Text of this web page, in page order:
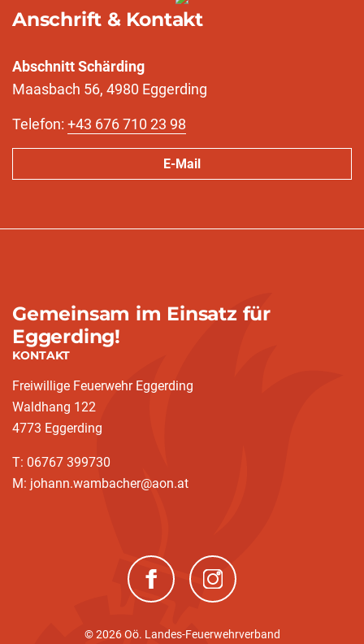
Anschrift & Kontakt
Abschnitt Schärding
Maasbach 56, 4980 Eggerding
Telefon: +43 676 710 23 98
E-Mail
Gemeinsam im Einsatz für
Eggerding!
KONTAKT
Freiwillige Feuerwehr Eggerding
Waldhang 122
4773 Eggerding
T: 06767 399730
M: johann.wambacher@aon.at
(neues Fenster)(neues Fenster)
© 2026 Oö. Landes-Feuerwehrverband